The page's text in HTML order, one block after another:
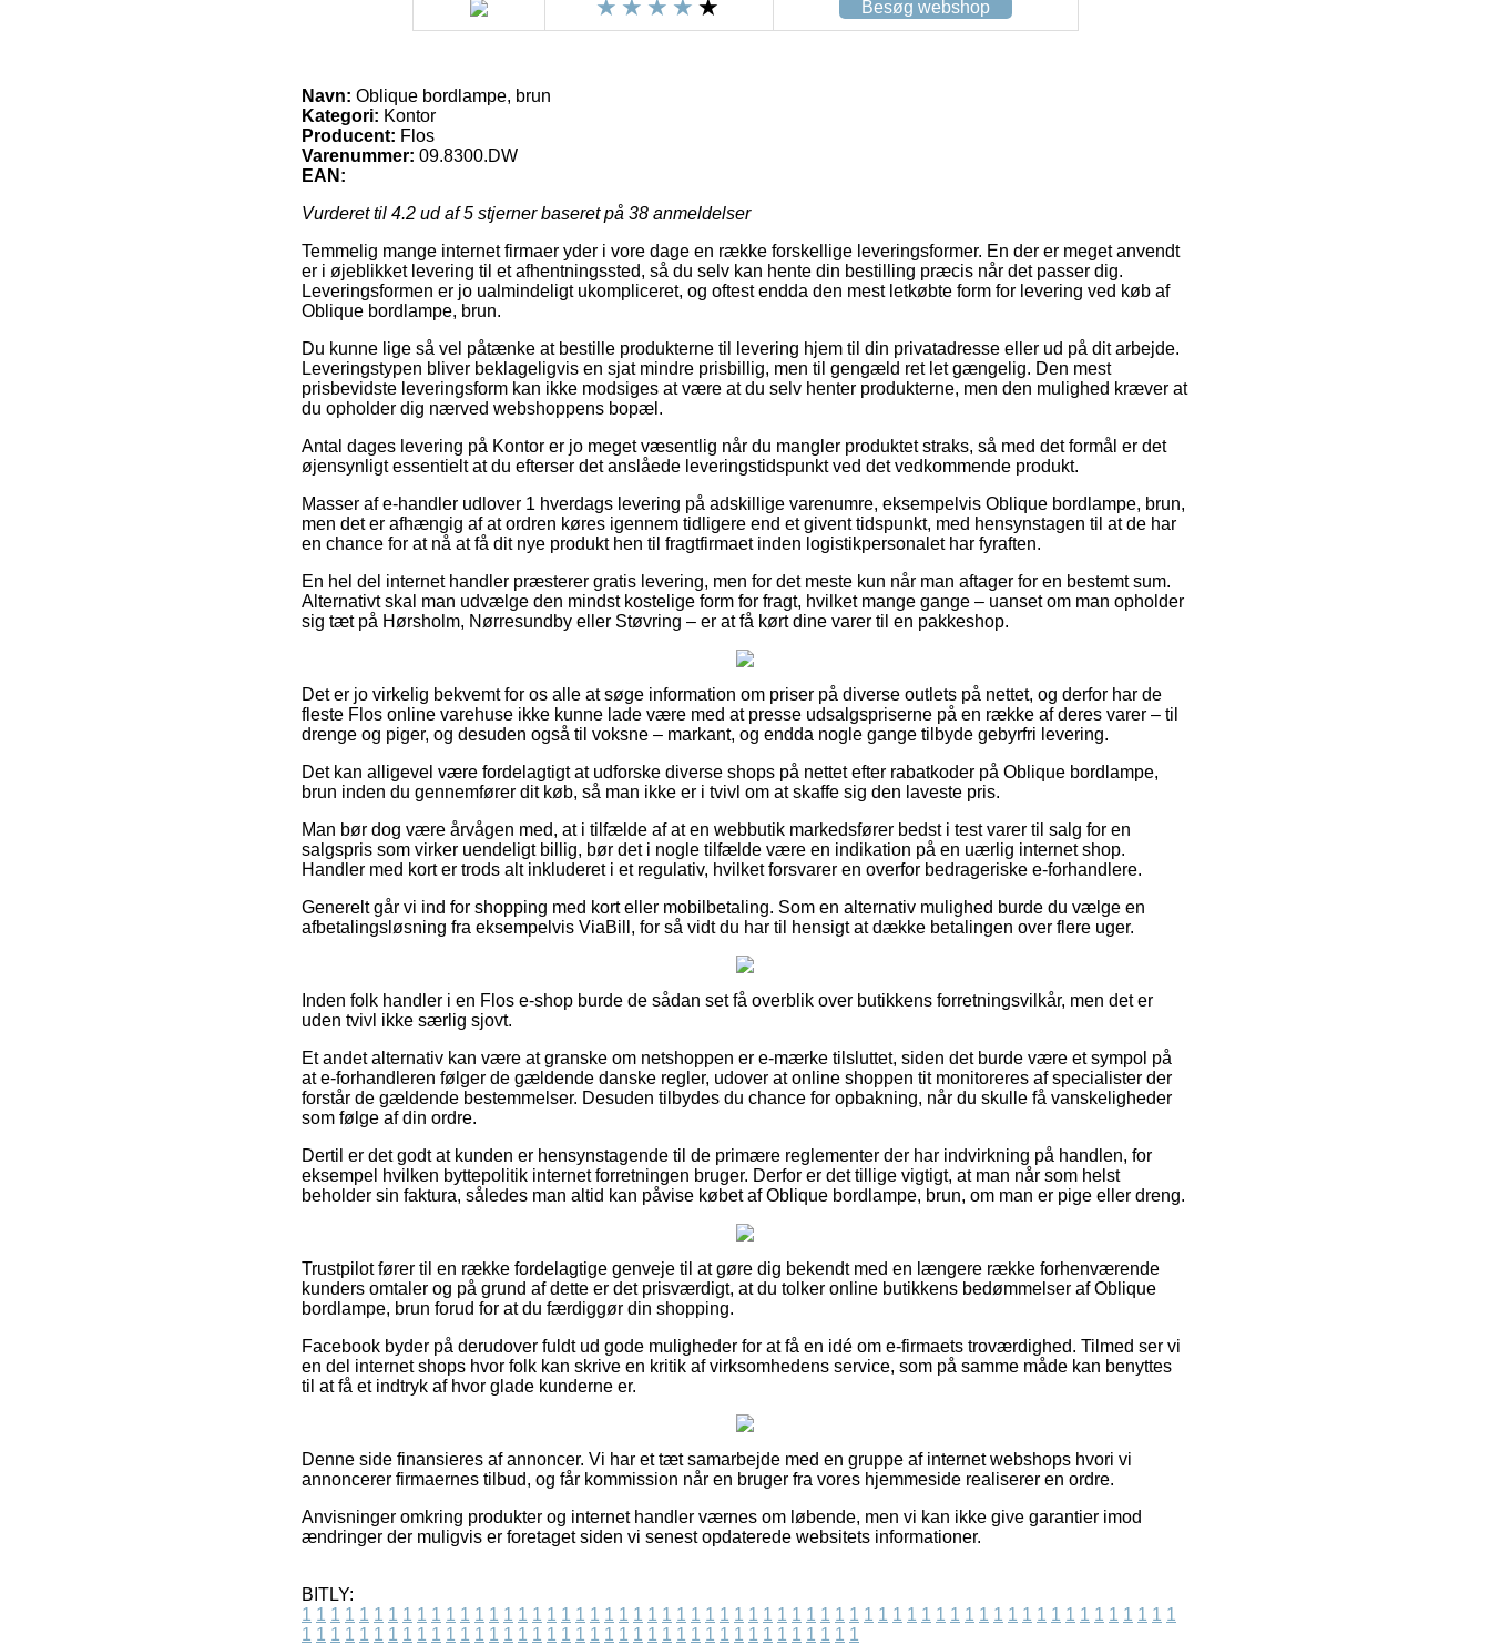
Besøg webshop
Navn: Oblique bordlampe, brun
Kategori: Kontor
Producent: Flos
Varenummer: 09.8300.DW
EAN:
Vurderet til 4.2 ud af 5 stjerner baseret på 38 anmeldelser
Temmelig mange internet firmaer yder i vore dage en række forskellige leveringsformer. En der er meget anvendt
er i øjeblikket levering til et afhentningssted, så du selv kan hente din bestilling præcis når det passer dig.
Leveringsformen er jo ualmindeligt ukompliceret, og oftest endda den mest letkøbte form for levering ved køb af
Oblique bordlampe, brun.
Du kunne lige så vel påtænke at bestille produkterne til levering hjem til din privatadresse eller ud på dit arbejde.
Leveringstypen bliver beklageligvis en sjat mindre prisbillig, men til gengæld ret let gængelig. Den mest
prisbevidste leveringsform kan ikke modsiges at være at du selv henter produkterne, men den mulighed kræver at
du opholder dig nærved webshoppens bopæl.
Antal dages levering på Kontor er jo meget væsentlig når du mangler produktet straks, så med det formål er det
øjensynligt essentielt at du efterser det anslåede leveringstidspunkt ved det vedkommende produkt.
Masser af e-handler udlover 1 hverdags levering på adskillige varenumre, eksempelvis Oblique bordlampe, brun,
men det er afhængig af at ordren køres igennem tidligere end et givent tidspunkt, med hensynstagen til at de har
en chance for at nå at få dit nye produkt hen til fragtfirmaet inden logistikpersonalet har fyraften.
En hel del internet handler præsterer gratis levering, men for det meste kun når man aftager for en bestemt sum.
Alternativt skal man udvælge den mindst kostelige form for fragt, hvilket mange gange – uanset om man opholder
sig tæt på Hørsholm, Nørresundby eller Støvring – er at få kørt dine varer til en pakkeshop.
Det er jo virkelig bekvemt for os alle at søge information om priser på diverse outlets på nettet, og derfor har de
fleste Flos online varehuse ikke kunne lade være med at presse udsalgspriserne på en række af deres varer – til
drenge og piger, og desuden også til voksne – markant, og endda nogle gange tilbyde gebyrfri levering.
Det kan alligevel være fordelagtigt at udforske diverse shops på nettet efter rabatkoder på Oblique bordlampe,
brun inden du gennemfører dit køb, så man ikke er i tvivl om at skaffe sig den laveste pris.
Man bør dog være årvågen med, at i tilfælde af at en webbutik markedsfører bedst i test varer til salg for en
salgspris som virker uendeligt billig, bør det i nogle tilfælde være en indikation på en uærlig internet shop.
Handler med kort er trods alt inkluderet i et regulativ, hvilket forsvarer en overfor bedrageriske e-forhandlere.
Generelt går vi ind for shopping med kort eller mobilbetaling. Som en alternativ mulighed burde du vælge en
afbetalingsløsning fra eksempelvis ViaBill, for så vidt du har til hensigt at dække betalingen over flere uger.
Inden folk handler i en Flos e-shop burde de sådan set få overblik over butikkens forretningsvilkår, men det er
uden tvivl ikke særlig sjovt.
Et andet alternativ kan være at granske om netshoppen er e-mærke tilsluttet, siden det burde være et sympol på
at e-forhandleren følger de gældende danske regler, udover at online shoppen tit monitoreres af specialister der
forstår de gældende bestemmelser. Desuden tilbydes du chance for opbakning, når du skulle få vanskeligheder
som følge af din ordre.
Dertil er det godt at kunden er hensynstagende til de primære reglementer der har indvirkning på handlen, for
eksempel hvilken byttepolitik internet forretningen bruger. Derfor er det tillige vigtigt, at man når som helst
beholder sin faktura, således man altid kan påvise købet af Oblique bordlampe, brun, om man er pige eller dreng.
Trustpilot fører til en række fordelagtige genveje til at gøre dig bekendt med en længere række forhenværende
kunders omtaler og på grund af dette er det prisværdigt, at du tolker online butikkens bedømmelser af Oblique
bordlampe, brun forud for at du færdiggør din shopping.
Facebook byder på derudover fuldt ud gode muligheder for at få en idé om e-firmaets troværdighed. Tilmed ser vi
en del internet shops hvor folk kan skrive en kritik af virksomhedens service, som på samme måde kan benyttes
til at få et indtryk af hvor glade kunderne er.
Denne side finansieres af annoncer. Vi har et tæt samarbejde med en gruppe af internet webshops hvori vi
annoncerer firmaernes tilbud, og får kommission når en bruger fra vores hjemmeside realiserer en ordre.
Anvisninger omkring produkter og internet handler værnes om løbende, men vi kan ikke give garantier imod
ændringer der muligvis er foretaget siden vi senest opdaterede websitets informationer.
BITLY:
1 1 1 1 1 1 1 1 1 1 1 1 1 1 1 1 1 1 1 1 1 1 1 1 1 1 1 1 1 1 1 1 1 1 1 1 1 1 1 1 1 1 1 1 1 1 1 1 1 1 1 1 1 1 1 1 1 1 1 1 1
1 1 1 1 1 1 1 1 1 1 1 1 1 1 1 1 1 1 1 1 1 1 1 1 1 1 1 1 1 1 1 1 1 1 1 1 1 1 1